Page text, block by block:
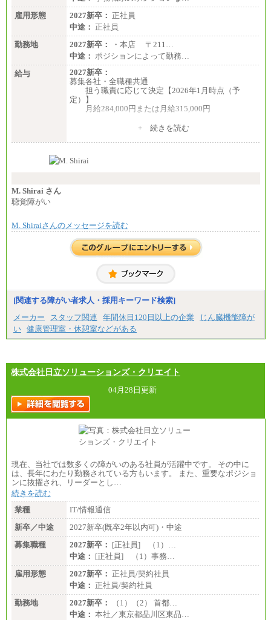
雇用形態
2027新卒： 正社員
中途： 正社員
勤務地
2027新卒：
・本店 〒211…
中途： ポジションによって勤務…
給与
2027新卒：
募集各社・全職種共通
担う職責に応じて決定【2026年1月時点（予
定）】
月給284,000円または月給315,000円
※入社後早期から、自律的な業務遂行が求めら
す。
い職責を担う方については、さらに高い金額を個別
※上記に加え、所定労働時間外に勤務をした場
※試用期間中も給与に変更はございません。
＜募集各社・全職種共通＞
月給21万円以上～
※試用期間中の給与に変更はありません。
ます。
+ 続きを読む
M. Shirai さん
聴覚障がい
M. Shiraiさんのメッセージを読む
[関連する障がい者求人・採用キーワード検索]
メーカー
スタッフ関連 年間休日120日以上の企業
じん臓機能障が
い 健康管理室・休憩室などがある
株式会社日立ソリューションズ・クリエイト
04月28日更新
現在、当社では数多くの障がいのある社員が活躍中です。 その中に
は、長年にわたり勤務されている方もいます。 また、重要なポジショ
ンに抜擢され、リーダーとし…
続きを読む
業種
IT/情報通信
新卒／中途
2027新卒(既卒2年以内可)・中途
募集職種
2027新卒： [正社員] （1）…
中途： [正社員] （1）事務…
雇用形態
2027新卒： 正社員/契約社員
中途： 正社員/契約社員
勤務地
2027新卒：
（1）（2） 首都…
中途： 本社／東京都品川区東品…